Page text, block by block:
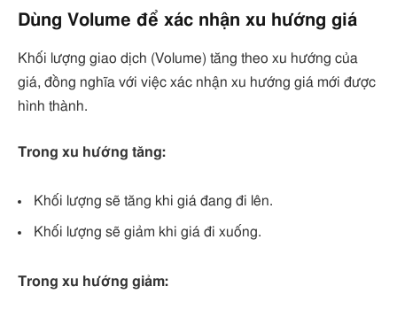
Dùng Volume để xác nhận xu hướng giá
Khối lượng giao dịch (Volume) tăng theo xu hướng của
giá, đồng nghĩa với việc xác nhận xu hướng giá mới được
hình thành.
Trong xu hướng tăng:
Khối lượng sẽ tăng khi giá đang đi lên.
Khối lượng sẽ giảm khi giá đi xuống.
Trong xu hướng giảm: